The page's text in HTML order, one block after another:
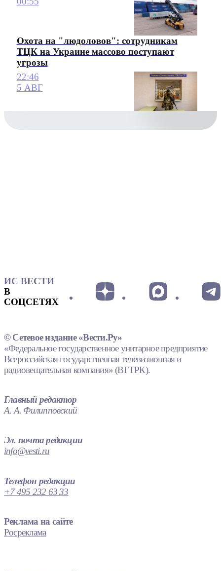
Охота на "людоловов": сотрудникам
ТЦК на Украине массово поступают
угрозы
22:46
5 АВГ
ИС ВЕСТИ
В
СОЦСЕТЯХ
© Сетевое издание «Вести.Ру»
«Федеральное государственное унитарное предприятие
Всероссийская государственная телевизионная и
радиовещательная компания» (ВГТРК).
Главный редактор
А. А. Филипповский
Эл. почта редакции
info@vesti.ru
Телефон редакции
+7 495 232 63 33
Реклама на сайте
Росреклама